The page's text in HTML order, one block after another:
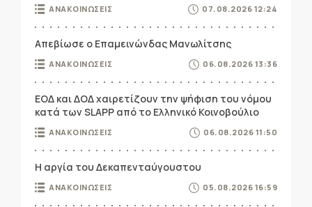
ΑΝΑΚΟΙΝΩΣΕΙΣ 07.08.2026 12:24
Απεβίωσε ο Επαμεινώνδας Μανωλίτσης
ΑΝΑΚΟΙΝΩΣΕΙΣ 06.08.2026 13:36
ΕΟΔ και ΔΟΔ χαιρετίζουν την ψήφιση του νόμου
κατά των SLAPP από το Ελληνικό Κοινοβούλιο
ΑΝΑΚΟΙΝΩΣΕΙΣ 06.08.2026 11:50
Η αργία του Δεκαπενταύγουστου
ΑΝΑΚΟΙΝΩΣΕΙΣ 05.08.2026 16:59